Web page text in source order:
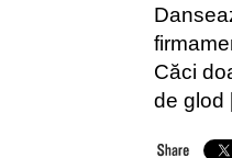
Căci
de